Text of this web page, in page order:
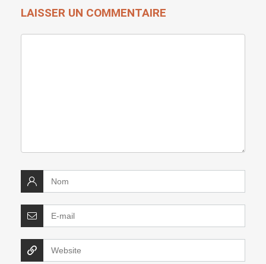
LAISSER UN COMMENTAIRE